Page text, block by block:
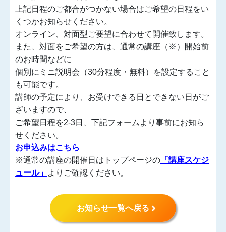
上記日程のご都合がつかない場合はご希望の日程をい
くつかお知らせください。
オンライン、対面型ご要望に合わせて開催致します。
また、対面をご希望の方は、通常の講座（※）開始前
のお時間などに
個別にミニ説明会（30分程度・無料）を設定すること
も可能です。
講師の予定により、お受けできる日とできない日がご
ざいますので、
ご希望日程を2-3日、下記フォームより事前にお知ら
せください。
お申込みはこちら
※通常の講座の開催日はトップページの 「講座スケジ
ュール」 よりご確認ください。
お知らせ一覧へ戻る